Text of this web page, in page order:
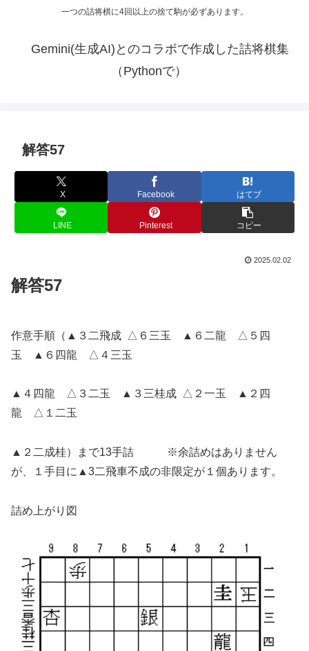
一つの詰将棋に4回以上の捨て駒が必ずあります。
Gemini(生成AI)とのコラボで作成した詰将棋集
（Pythonで）
解答57
X Facebook はてブ
LINE Pinterest コピー
2025.02.02
解答57
作意手順（▲３二飛成 △６三玉 ▲６二龍 △５四
玉 ▲６四龍 △４三玉
▲４四龍 △３二玉 ▲３三桂成 △２一玉 ▲２四
龍 △１二玉
▲２二成桂）まで13手詰 ※余詰めはありません
が、１手目に▲3二飛車不成の非限定が１個あります。
詰め上がり図